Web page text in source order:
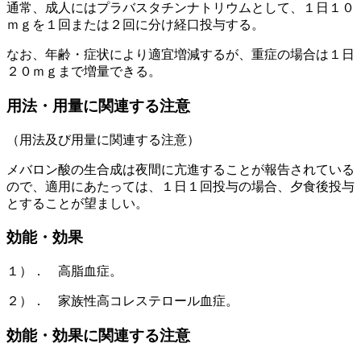
通常、成人にはプラバスタチンナトリウムとして、１日１０
ｍｇを１回または２回に分け経口投与する。
なお、年齢・症状により適宜増減するが、重症の場合は１日
２０ｍｇまで増量できる。
用法・用量に関連する注意
（用法及び用量に関連する注意）
メバロン酸の生合成は夜間に亢進することが報告されている
ので、適用にあたっては、１日１回投与の場合、夕食後投与
とすることが望ましい。
効能・効果
１）． 高脂血症。
２）． 家族性高コレステロール血症。
効能・効果に関連する注意